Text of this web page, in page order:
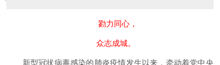
勠力同心，
众志成城。
新型冠状病毒感染的肺炎疫情发生以来，牵动着党中央